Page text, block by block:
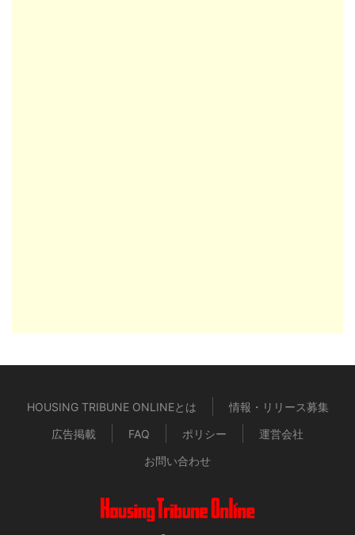
HOUSING TRIBUNE ONLINEとは
情報・リリース募集
広告掲載
FAQ ポリシー
運営会社
お問い合わせ